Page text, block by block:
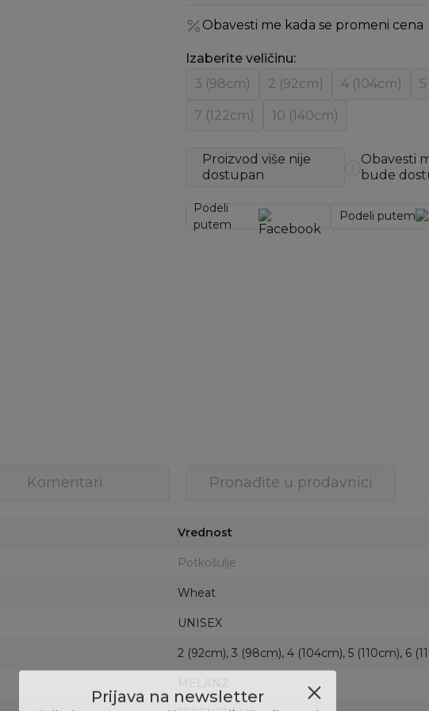
Obavesti me kada se promeni cena
Izaberite veličinu:
3 (98cm) 2 (92cm) 4 (104cm) 5
7 (122cm) 10 (140cm)
Proizvod više nije
dostupan
Obavesti
bude
Podeli
putem
Podeli putem
Komentari Pronađite u prodavnici
Vrednost
Potkošulje
Wheat
UNISEX
2 (92cm), 3 (98cm), 4 (104cm), 5 (110cm), 6
MELANŽ